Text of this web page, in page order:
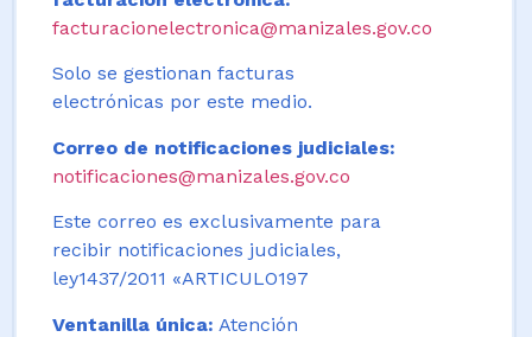
facturacionelectronica@manizales.gov.co
Solo se gestionan facturas
electrónicas por este medio.
Correo de notificaciones judiciales:
notificaciones@manizales.gov.co
Este correo es exclusivamente para
recibir notificaciones judiciales,
ley1437/2011 «ARTICULO197
Ventanilla única: Atención